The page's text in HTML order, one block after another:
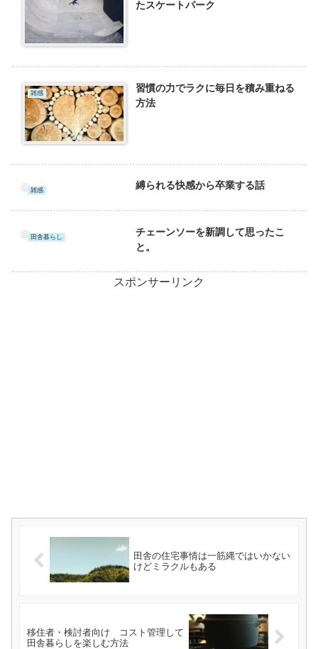
たスケートパーク
雑感
習慣の力でラクに毎日を積み重ねる
方法
雑感 縛られる快感から卒業する話
田舎暮らし
チェーンソーを新調して思ったこ
と。
スポンサーリンク
田舎の住宅事情は一筋縄ではいかない
けどミラクルもある
移住者・検討者向け コスト管理して
田舎暮らしを楽しむ方法